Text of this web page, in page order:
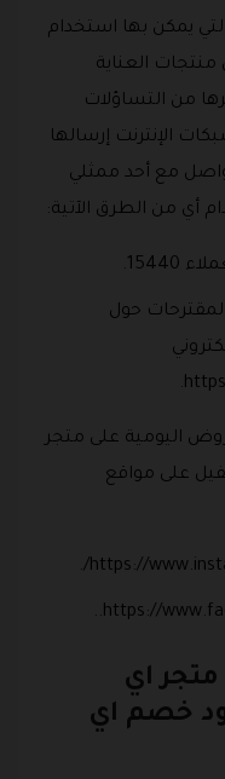
يمكن بها استخدام
العناية
من التساؤلات
الإنترنت إرسالها
مع أحد ممثلي
أي من الطرق الآتية:
حول
اليومية على متجر
على مواقع
اي
خصم اي